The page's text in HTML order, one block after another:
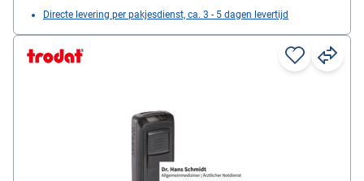
Directe levering per pakjesdienst, ca. 3 - 5 dagen levertijd